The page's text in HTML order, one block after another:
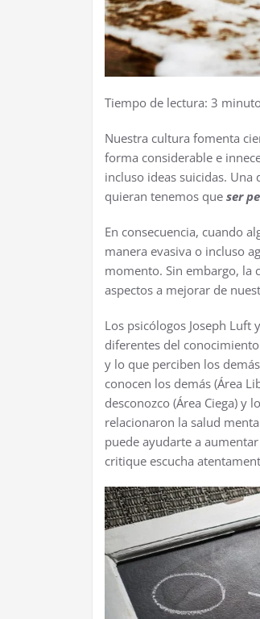
Tiempo de lectura: 3
Nuestra cultura fomenta
forma considerable e
incluso ideas suicidas.
quieran tenemos que ser
En consecuencia, cuando
manera evasiva o incluso
momento. Sin embargo, la
aspectos a mejorar de
Los psicólogos Joseph Luft
diferentes del
y lo que perciben los
conocen los demás (Área
desconozco (Área Ciega) y
relacionaron la salud
puede ayudarte a
critique escucha